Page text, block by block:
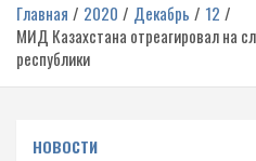
Главная 2020 Декабрь
12
МИД Казахстана отреагировал на
республики
НОВОСТИ